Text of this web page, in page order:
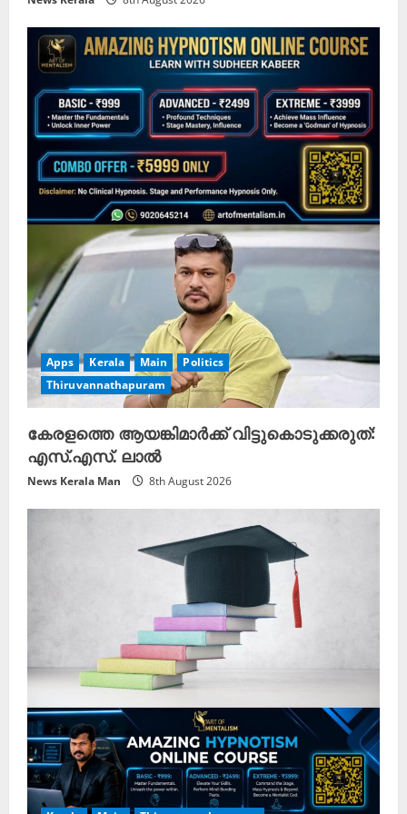
Apps Kerala Main
Politics
Thiruvannathapuram
കേരളത്തെ ആയങ്കിമാർക്ക് വിട്ടുകൊടുക്കരുത്:
എസ്.എസ്. ലാൽ
News Kerala Man 8th August 2026